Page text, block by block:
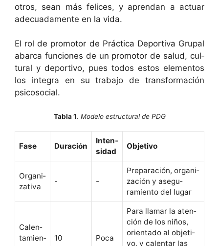
otros, sean más felices, y apren­dan a actu­ar
ade­cuada­mente en la vida.
El rol de pro­mo­tor de Prác­ti­ca Deporti­va Gru­pal
abar­ca fun­ciones de un pro­mo­tor de salud, cul­
tur­al y deporti­vo, pues todos estos ele­men­tos
los inte­gra en su tra­ba­jo de trans­for­ma­ción
psicosocial.
Tabla 1. Modelo estructural de PDG
Fase Duración
Inten­
si­dad
Obje­ti­vo
Orga­ni­
za­ti­va
- -
Preparación, orga­ni­
zación y ase­gu­
ramien­to del lugar
Calen­
tamien­
10 Poca
Para lla­mar la aten­
ción de los niños,
ori­en­ta­do al obje­ti­
vo, y calen­tar las